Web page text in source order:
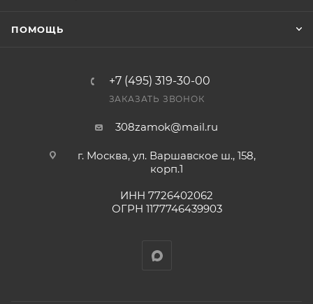
ПОМОЩЬ
+7 (495) 319-30-00
ЗАКАЗАТЬ ЗВОНОК
308zamok@mail.ru
г. Москва, ул. Варшавское ш., 158,
корп.1
ИНН 7726402062
ОГРН 1177746439903